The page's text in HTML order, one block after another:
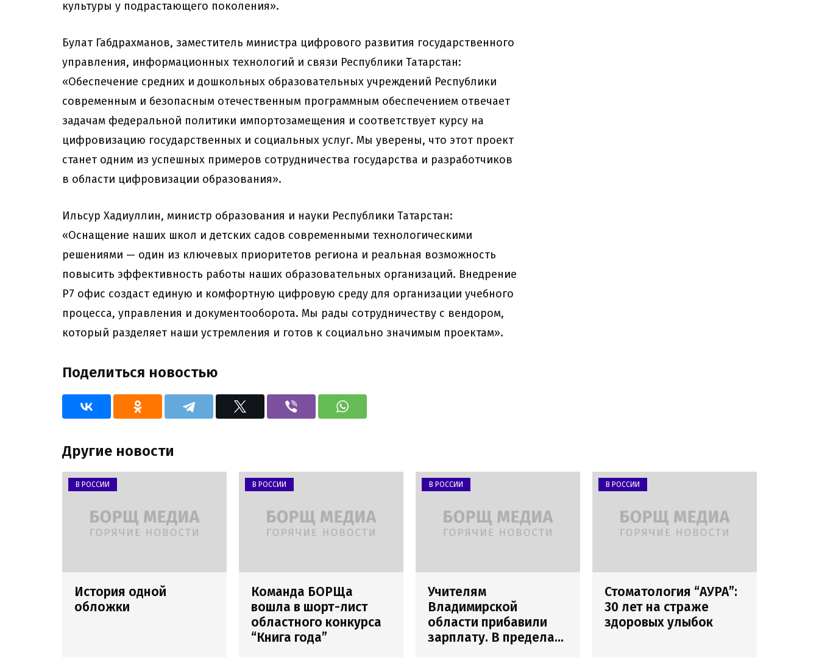
культуры у подрастающего поколения».
Булат Габдрахманов, заместитель министра цифрового развития государственного
управления, информационных технологий и связи Республики Татарстан:
«Обеспечение средних и дошкольных образовательных учреждений Республики
современным и безопасным отечественным программным обеспечением отвечает
задачам федеральной политики импортозамещения и соответствует курсу на
цифровизацию государственных и социальных услуг. Мы уверены, что этот проект
станет одним из успешных примеров сотрудничества государства и разработчиков
в области цифровизации образования».
Ильсур Хадиуллин, министр образования и науки Республики Татарстан:
«Оснащение наших школ и детских садов современными технологическими
решениями — один из ключевых приоритетов региона и реальная возможность
повысить эффективность работы наших образовательных организаций. Внедрение
Р7 офис создаст единую и комфортную цифровую среду для организации учебного
процесса, управления и документооборота. Мы рады сотрудничеству с вендором,
который разделяет наши устремления и готов к социально значимым проектам».
Поделиться новостью
Другие новости
В РОССИИ
История одной
обложки
В РОССИИ
Команда БОРЩа
вошла в шорт-лист
областного конкурса
“Книга года”
В РОССИИ
Учителям
Владимирской
области прибавили
зарплату. В пределах
В РОССИИ
Стоматология “АУРА”:
30 лет на страже
здоровых улыбок